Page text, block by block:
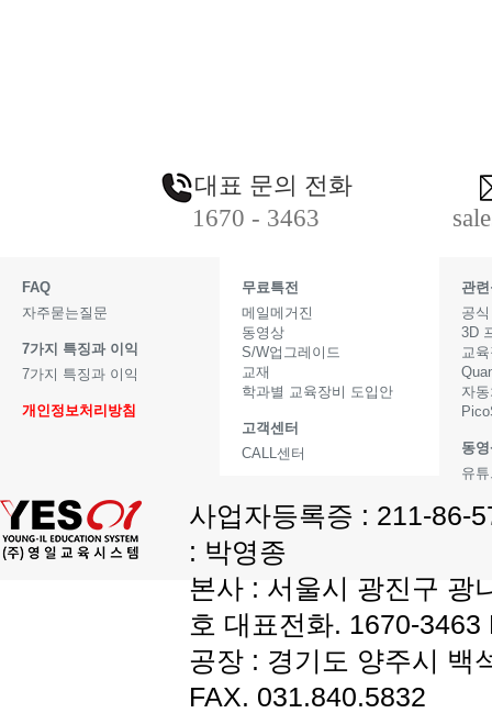
대표 문의 전화
1670 - 3463
FAQ
자주묻는질문
7가지 특징과 이익
7가지 특징과 이익
개인정보처리방침
무료특전
메일메거진
동영상
S/W업그레이드
교재
학과별 교육장비 도입안
고객센터
CALL센터
관
공
3D
교
자
동
유
사업자등록증 : 211-86-
: 박영종
본사 : 서울시 광진구 광
호 대표전화. 1670-
공장 : 경기도 양주시 백
FAX. 031.840.5832